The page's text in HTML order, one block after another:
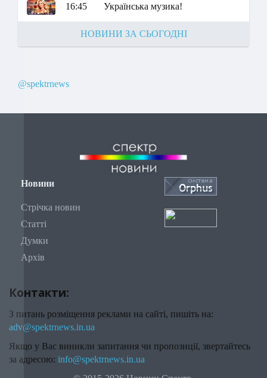
16:45 Українська музика!
НОВИНИ ЗА СЬОГОДНІ
@spektrnews
Новини
Стрічка новин
Статті
Думки
Архів
Контакти:
З питань розміщення реклами на сайті, пишіть на:
adv@spektrnews.in.ua
Якщо у Вас виникли запитання чи пропозиції, звертайтесь
за адресою: info@spektrnews.in.ua